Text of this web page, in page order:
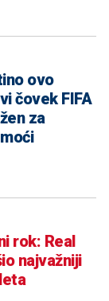
ovo
čovek FIFA
za
rok: Real
najvažniji